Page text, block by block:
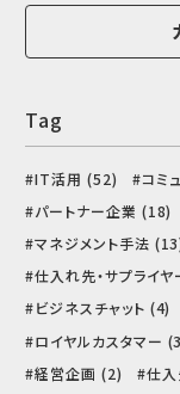
Tag
IT活用 (52)
コミ
パートナー企業 (18)
マネジメント手法
仕入れ先・サプライ
ビジネスチャット (4)
ロイヤルカスタマー
経営企画 (2)
仕